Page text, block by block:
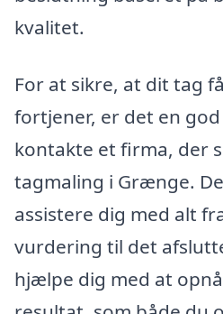
kvalitet.
For at sikre, at dit tag
fortjener, er det en
kontakte et firma, der
tagmaling i Grænge.
assistere dig med alt
vurdering til det
hjælpe dig med at